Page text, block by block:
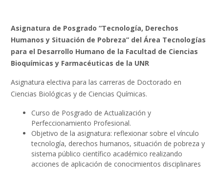
Asignatura de Posgrado “Tecnología, Derechos
Humanos y Situación de Pobreza” del Área Tecnologías
para el Desarrollo Humano de la Facultad de Ciencias
Bioquímicas y Farmacéuticas de la UNR
Asignatura electiva para las carreras de Doctorado en
Ciencias Biológicas y de Ciencias Químicas.
Curso de Posgrado de Actualización y
Perfeccionamiento Profesional.
Objetivo de la asignatura: reflexionar sobre el vínculo
tecnología, derechos humanos, situación de pobreza y
sistema público científico académico realizando
acciones de aplicación de conocimientos disciplinares